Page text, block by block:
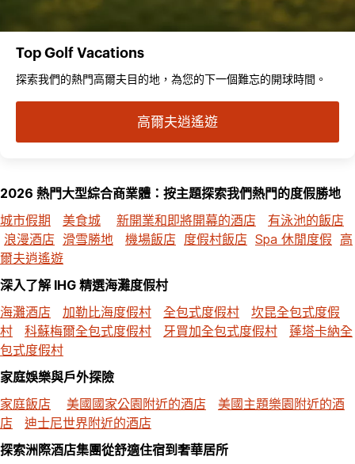
Top Golf Vacations
探索我們的熱門高爾夫目的地，為您的下一個難忘的開球時間。
高爾夫逍遙遊
2026 熱門大型綜合商業體：按主題探索我們熱門的度假勝地
城市假期
美食城 新開業和即將開幕的酒店
有泳池的飯店
浪漫酒店 滑雪勝地 機場飯店 度假村飯店 Spa 休閒度假 高
爾夫逍遙遊
深入了解 IHG 精選海灘度假村
海灘酒店
加勒比海度假村 全包式度假村
坎昆全包式度假
村
科蘇梅爾全包式度假村 牙買加全包式度假村
蓬塔卡納全
包式度假村
家庭娛樂與戶外探險
家庭飯店
美國國家公園附近的酒店
美國主題樂園附近的酒
店
迪士尼世界附近的酒店
探索洲際酒店集團從舒適住宿到奢華居所